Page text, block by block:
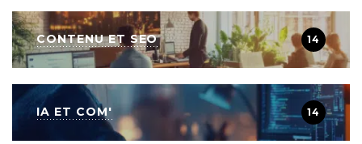
CONTENU ET SEO 14
IA ET COM' 14